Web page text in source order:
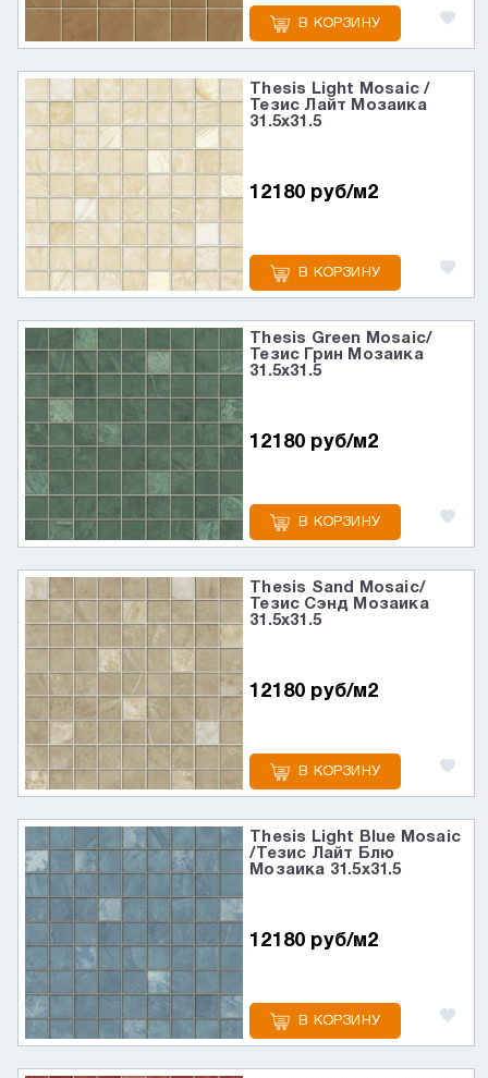
В КОРЗИНУ
Thesis Light Mosaic /
Тезис Лайт Мозаика
31.5x31.5
12180 руб/м2
В КОРЗИНУ
Thesis Green Mosaic/
Тезис Грин Мозаика
31.5x31.5
12180 руб/м2
В КОРЗИНУ
Thesis Sand Mosaic/
Тезис Сэнд Мозаика
31.5x31.5
12180 руб/м2
В КОРЗИНУ
Thesis Light Blue Mosaic
/Тезис Лайт Блю
Мозаика 31.5x31.5
12180 руб/м2
В КОРЗИНУ